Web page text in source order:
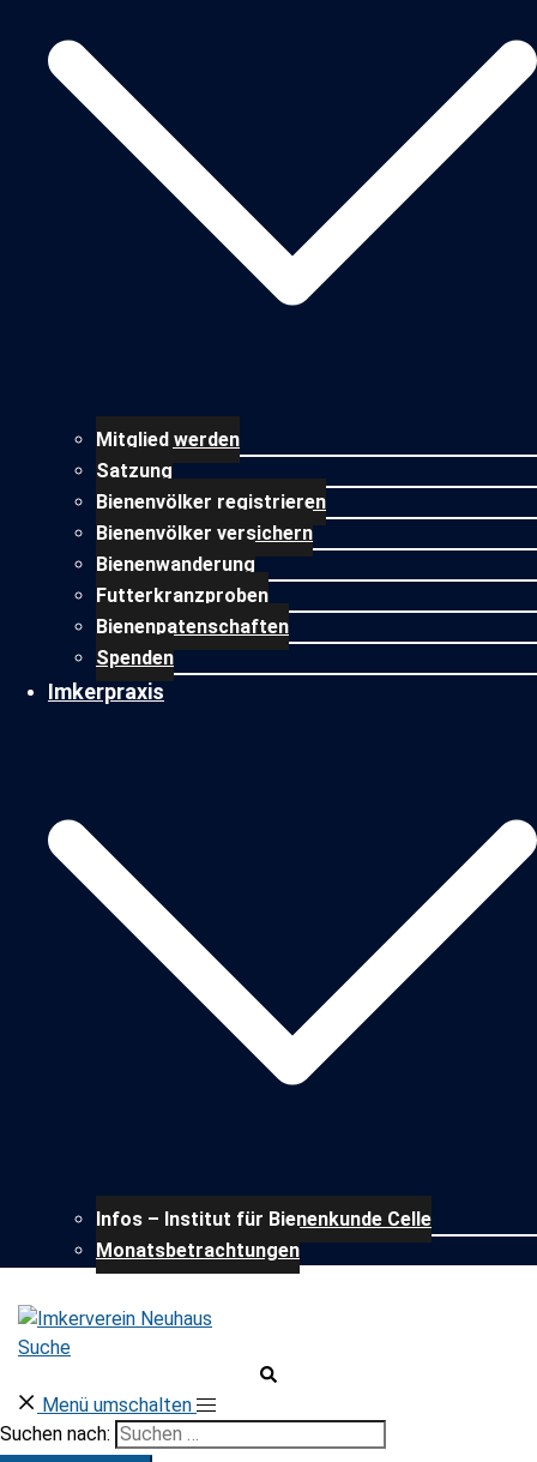
Mitglied werden
Satzung
Bienenvölker registrieren
Bienenvölker versichern
Bienenwanderung
Futterkranzproben
Bienenpatenschaften
Spenden
Imkerpraxis
Infos – Institut für Bienenkunde Celle
Monatsbetrachtungen
Suche
Menü umschalten
Suchen nach: